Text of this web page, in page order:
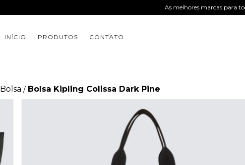
As melhores marcas para
INÍCIO PRODUTOS CONTATO
Bolsa / Bolsa Kipling Colissa Dark Pine